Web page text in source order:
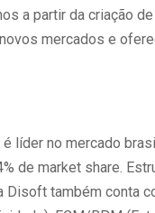
a partir da criação
mercados e
líder no mercado
de market share.
Disoft também conta